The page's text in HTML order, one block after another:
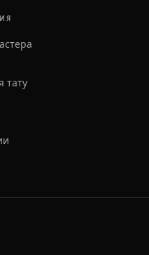
тату